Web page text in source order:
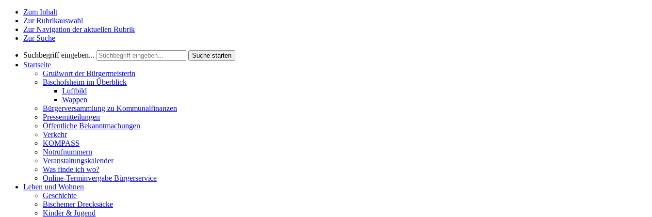
Zum Inhalt
Zur Rubrikauswahl
Zur Navigation der aktuellen Rubrik
Zur Suche
Suchbegriff eingeben... Suche starten
Startseite
Grußwort der Bürgermeisterin
Bischofsheim im Überblick
Luftbild
Wappen
Bürgerversammlung zu Kommunalfinanzen
Pressemitteilungen
Öffentliche Bekanntmachungen
Verkehr
KOMPASS
Notrufnummern
Veranstaltungskalender
Was finde ich wo?
Online-Terminvergabe Bürgerservice
Leben und Wohnen
Geschichte
Bischemer Drecksäcke
Kinder & Jugend